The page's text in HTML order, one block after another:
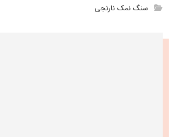
سنگ نمک نارنجی